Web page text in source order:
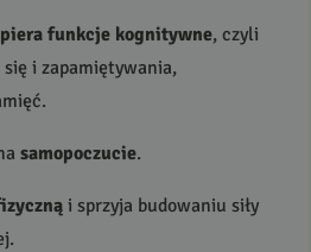
funkcje kognitywne, czyli
i zapamiętywania,
samopoczucie.
i sprzyja budowaniu siły